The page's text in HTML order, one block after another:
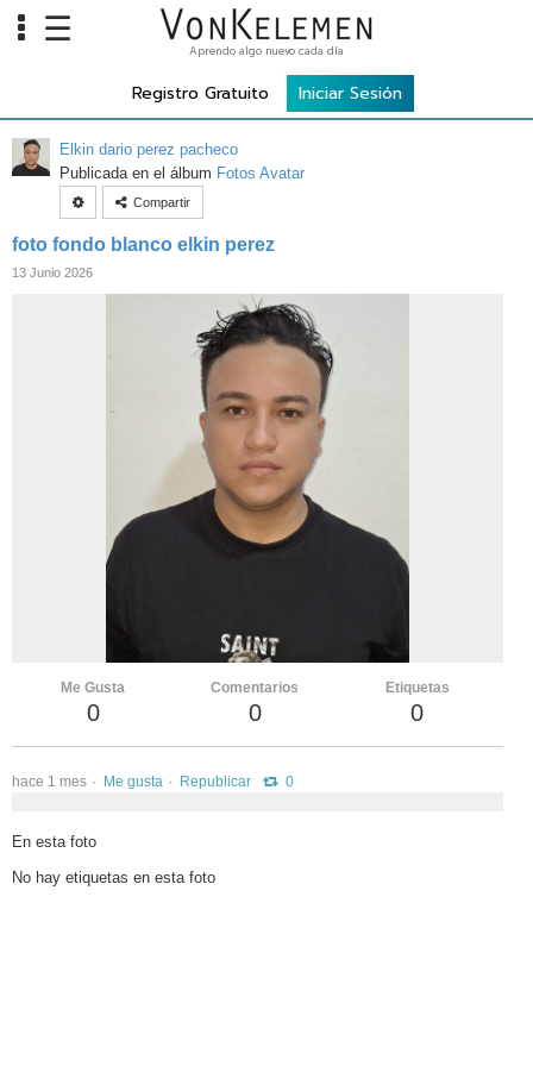
Cursos
Carreras
Costos
vKontact
Notifications
☰ Aprendo algo nuevo cada día
Registro Gratuito Iniciar Sesión
Elkin dario perez pacheco
Publicada en el álbum Fotos Avatar
Compartir
foto fondo blanco elkin perez
13 Junio 2026
Me Gusta
0
Comentarios
0
Etiquetas
0
hace 1 mes Me gusta Republicar 0
En esta foto
No hay etiquetas en esta foto